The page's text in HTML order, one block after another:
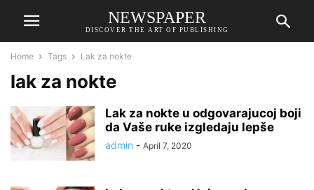
NEWSPAPER
DISCOVER THE ART OF PUBLISHING
Home Tags Lak za nokte
lak za nokte
Lak za nokte u odgovarajucoj boji
da Vaše ruke izgledaju lepše
admin - April 7, 2020